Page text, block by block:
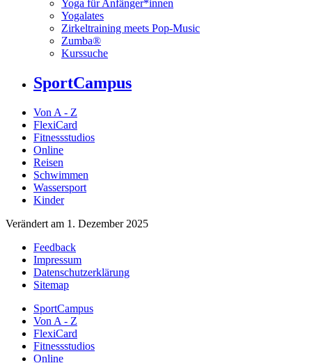
Yoga für Anfänger*innen
Yogalates
Zirkeltraining meets Pop-Music
Zumba®
Kurssuche
SportCampus
Von A - Z
FlexiCard
Fitnessstudios
Online
Reisen
Schwimmen
Wassersport
Kinder
Verändert am 1. Dezember 2025
Feedback
Impressum
Datenschutzerklärung
Sitemap
SportCampus
Von A - Z
FlexiCard
Fitnessstudios
Online